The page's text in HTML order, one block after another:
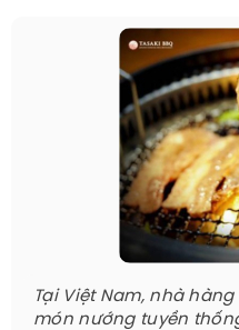
Tại Việt Nam, nhà
món nướng tuyền